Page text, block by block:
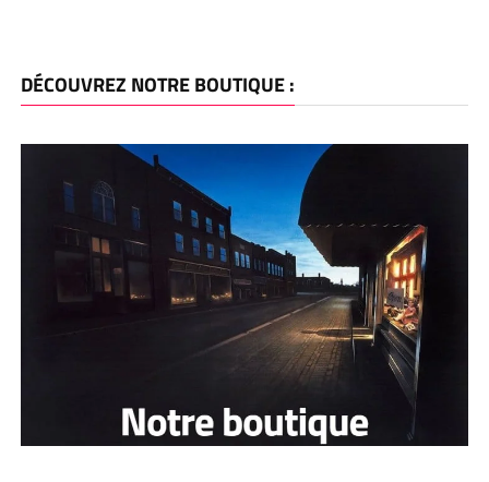
DÉCOUVREZ NOTRE BOUTIQUE :